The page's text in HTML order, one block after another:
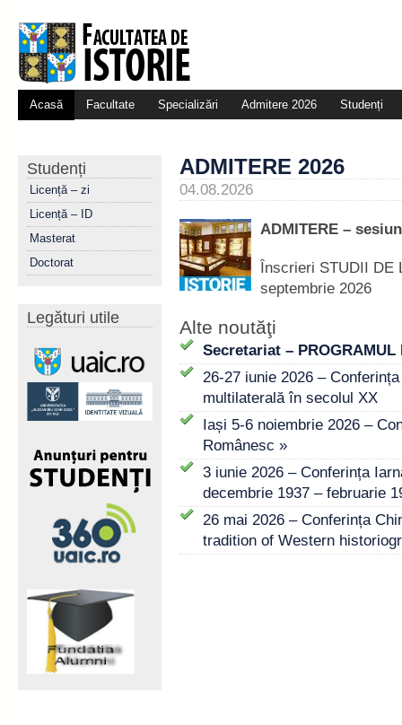
Acasă Facultate Specializări Admitere 2026 Studenți
Studenți
Licență – zi
Licență – ID
Masterat
Doctorat
Legături utile
ADMITERE 2026
04.08.2026
ADMITERE –
Înscrieri STUDII DE
septembrie 2026
Alte noutăţi
Secretariat – PROGRAMUL
26-27 iunie 2026 –
multilaterală în secolul XX
Iași 5-6 noiembrie 2026 –
Românesc »
3 iunie 2026 – Conferința
decembrie 1937 – februarie
26 mai 2026 – Conferința
tradition of Western